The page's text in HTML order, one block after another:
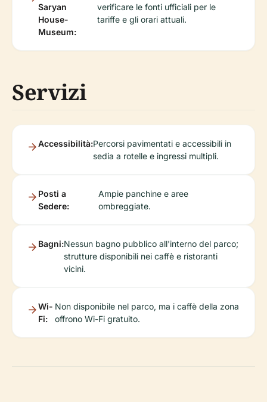
Saryan
House-
Museum:
verificare le fonti ufficiali per le
tariffe e gli orari attuali.
Servizi
Accessibilità:Percorsi pavimentati e accessibili in
sedia a rotelle e ingressi multipli.
Posti a
Sedere:
Ampie panchine e aree
ombreggiate.
Bagni:Nessun bagno pubblico all'interno del parco;
strutture disponibili nei caffè e ristoranti
vicini.
Wi-
Fi:
Non disponibile nel parco, ma i caffè della zona
offrono Wi-Fi gratuito.